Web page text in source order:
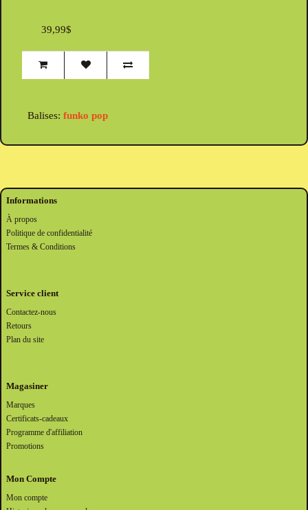
39,99$
Balises: funko pop
Informations
À propos
Politique de confidentialité
Termes & Conditions
Service client
Contactez-nous
Retours
Plan du site
Magasiner
Marques
Certificats-cadeaux
Programme d'affiliation
Promotions
Mon Compte
Mon compte